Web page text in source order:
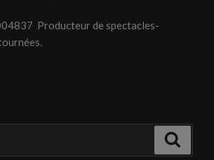
Producteur de spectacles-